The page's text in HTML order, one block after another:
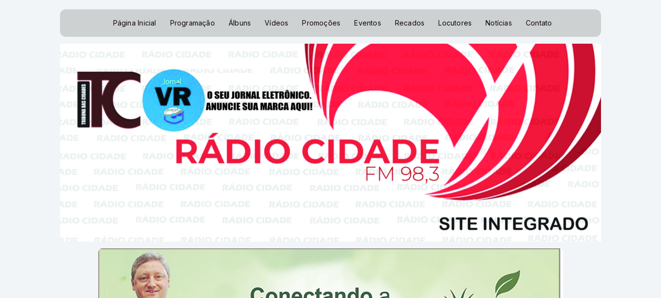
Página Inicial Programação Álbuns Vídeos Promoções Eventos Recados Locutores Notícias Contato